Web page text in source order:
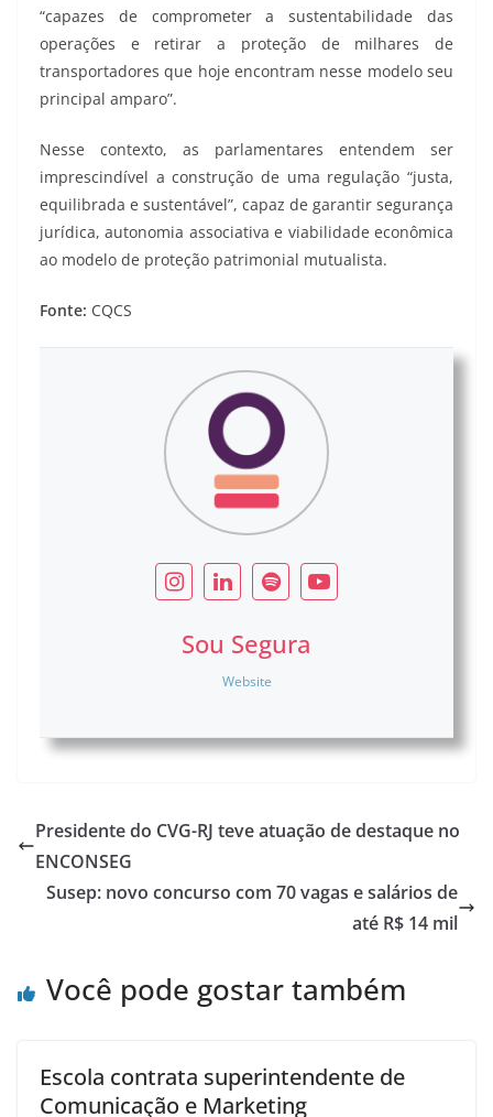
“capazes de comprometer a sustentabilidade das
operações e retirar a proteção de milhares de
transportadores que hoje encontram nesse modelo seu
principal amparo”.
Nesse contexto, as parlamentares entendem ser
imprescindível a construção de uma regulação “justa,
equilibrada e sustentável”, capaz de garantir segurança
jurídica, autonomia associativa e viabilidade econômica
ao modelo de proteção patrimonial mutualista.
Fonte: CQCS
Sou Segura
Website
Presidente do CVG-RJ teve atuação de destaque no
ENCONSEG
Susep: novo concurso com 70 vagas e salários de
até R$ 14 mil
Você pode gostar também
Escola contrata superintendente de
Comunicação e Marketing